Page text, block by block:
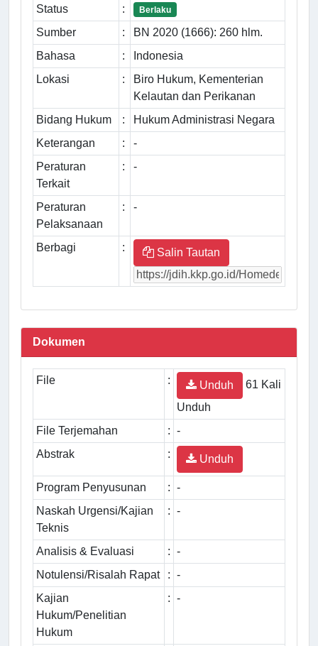
Status : Berlaku
Sumber :
BN 2020 (1666): 260 hlm.
Bahasa
:
Indonesia
Lokasi
:
Biro Hukum, Kementerian
Kelautan dan Perikanan
Bidang Hukum
:
Hukum Administrasi Negara
Keterangan
:
-
Peraturan
Terkait
: -
Peraturan
Pelaksanaan
: -
Berbagi : Salin Tautan
Dokumen
File : Unduh
61 Kali
Unduh
File Terjemahan
: -
Abstrak
: Unduh
Program Penyusunan : -
Naskah Urgensi/Kajian
Teknis
: -
Analisis & Evaluasi : -
Notulensi/Risalah Rapat
: -
Kajian
Hukum/Penelitian
Hukum
: -